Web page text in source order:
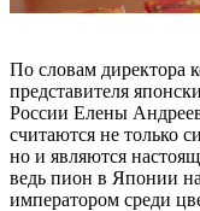
По словам директора
представителя
России Елены
считаются не только
но и являются
ведь пион в Японии
императором среди